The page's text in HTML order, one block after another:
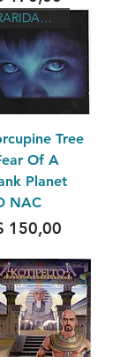
RARIDADES
Tree
Of A
Planet
NAC
150,00